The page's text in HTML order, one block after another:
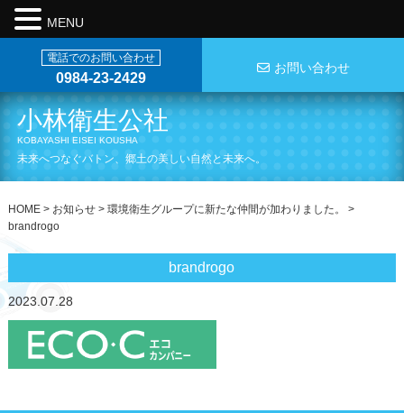
小林衛生公社
KOBAYASHI EISEI KOUSHA
未来へつなぐバトン、郷土の美しい自然と未来へ。
電話でのお問い合わせ
0984-23-2429
お問い合わせ
HOME> お知らせ> 環境衛生グループに新たな仲間が加わりました。
>
brandrogo
brandrogo
2023.07.28
MENU